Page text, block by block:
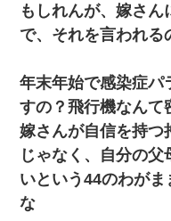
もしれんが、嫁さ
で、それを言われる
年末年始で感染症パ
すの？飛行機なんて
嫁さんが自信を持つ
じゃなく、自分の
いという44のわが
な